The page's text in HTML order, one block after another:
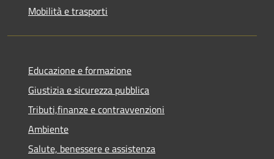
Mobilità e trasporti
Educazione e formazione
Giustizia e sicurezza pubblica
Tributi,finanze e contravvenzioni
Ambiente
Salute, benessere e assistenza